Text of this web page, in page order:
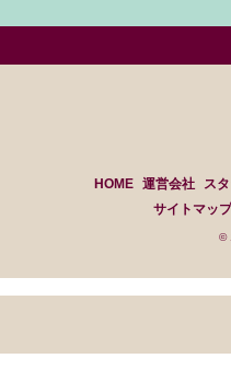
HOME 運営会社 ス
サイトマップ
©